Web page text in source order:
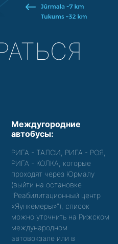
Междугородние
автобусы:
РИГА - ТАЛСИ, РИГА - РОЯ,
РИГА - КОЛКА, которые
проходят через Юрмалу
(выйти на остановке
"Реабилитационный центр
«Яункемеры»"), список
можно уточнить на Рижском
международном
автовокзале или в